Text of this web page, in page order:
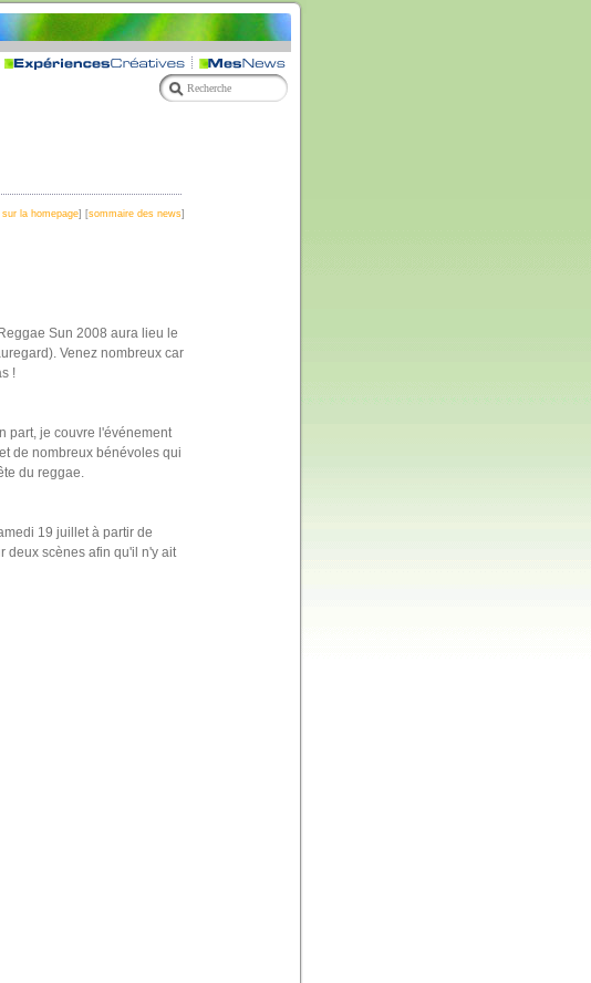
la homepage] [sommaire des news]
Sun 2008 aura lieu le
Venez nombreux car
!
part, je couvre l'événement
de nombreux bénévoles qui
du reggae.
19 juillet à partir de
deux scènes afin qu'il n'y ait